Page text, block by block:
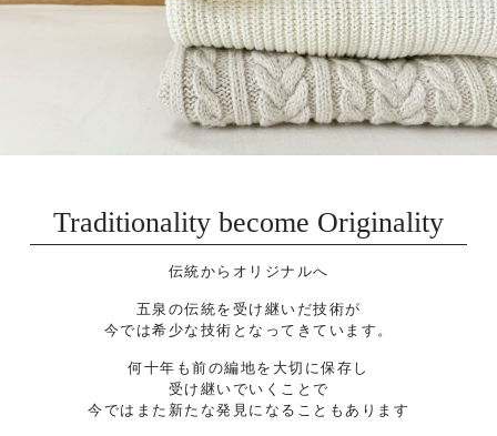
Traditionality become Originality
伝統からオリジナルへ
五泉の伝統を受け継いだ技術が
今では希少な技術となってきています。
何十年も前の編地を大切に保存し
受け継いでいくことで
今ではまた新たな発見になることもあります